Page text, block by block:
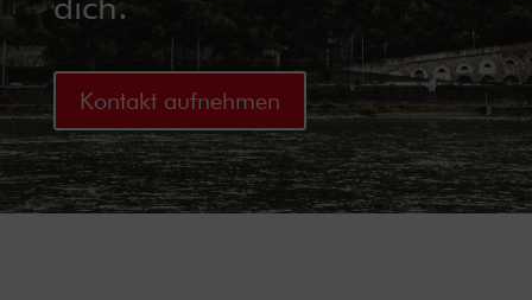
Kontakt aufnehmen